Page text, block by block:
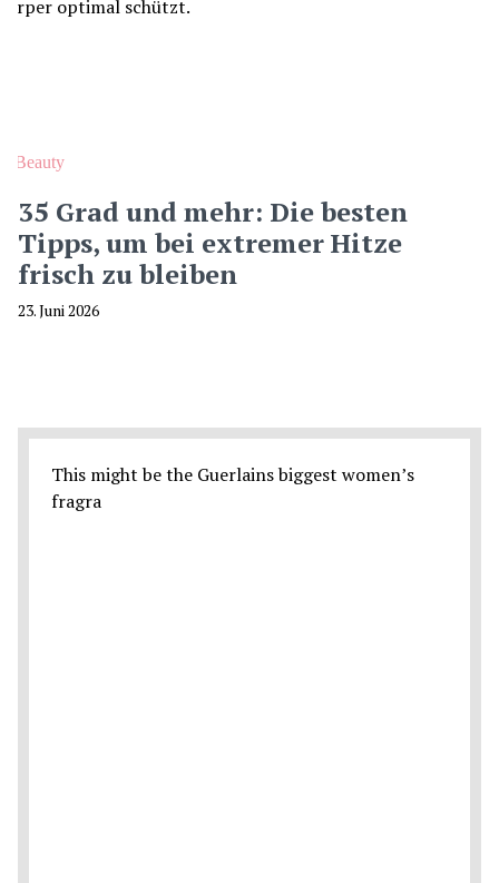
Beauty
35 Grad und mehr: Die besten
Tipps, um bei extremer Hitze
frisch zu bleiben
23. Juni 2026
This might be the Guerlains biggest women’s
fragra